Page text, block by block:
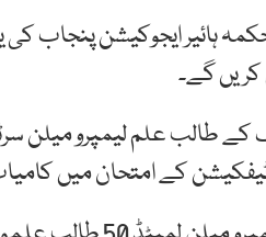
ایجوکیشن پنجاب کی
گے۔
کے امتحان میں